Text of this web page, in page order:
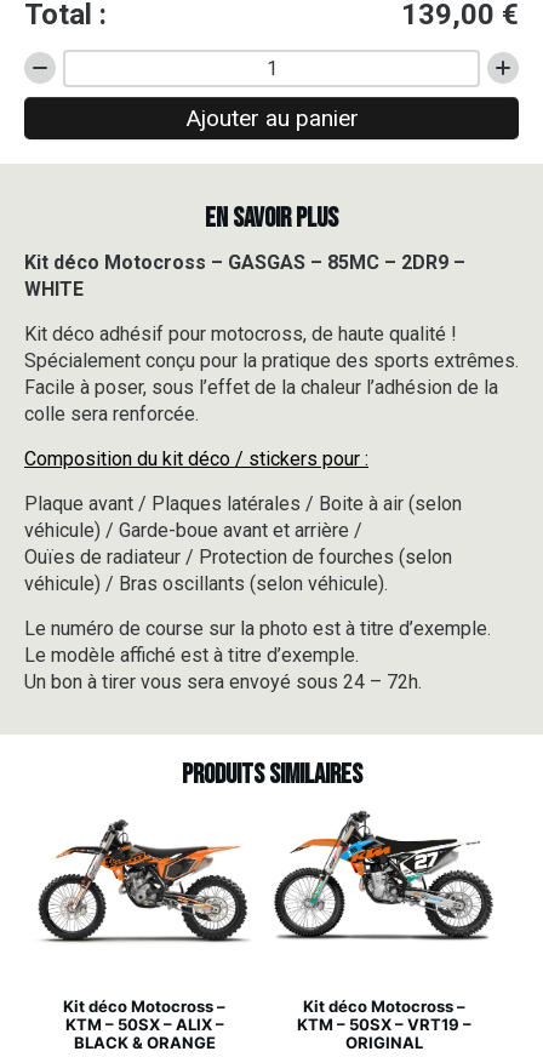
Total : 139,00 €
quantité
de
déco
Motocross
85MC
-
-
WHITE
Ajouter au panier
EN SAVOIR PLUS
Kit déco Motocross – GASGAS – 85MC – 2DR9 –
WHITE
Kit déco adhésif pour motocross, de haute qualité !
Spécialement conçu pour la pratique des sports extrêmes.
Facile à poser, sous l’effet de la chaleur l’adhésion de la
colle sera renforcée.
Composition du kit déco / stickers pour :
Plaque avant / Plaques latérales / Boite à air (selon
véhicule) / Garde-boue avant et arrière /
Ouïes de radiateur / Protection de fourches (selon
véhicule) / Bras oscillants (selon véhicule).
Le numéro de course sur la photo est à titre d’exemple.
Le modèle affiché est à titre d’exemple.
Un bon à tirer vous sera envoyé sous 24 – 72h.
Produits similaires
Kit déco Motocross –
KTM – 50SX – ALIX –
BLACK & ORANGE
Kit déco Motocross –
KTM – 50SX – VRT19 –
ORIGINAL